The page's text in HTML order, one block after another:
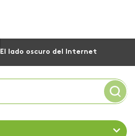
El lado oscuro del Internet